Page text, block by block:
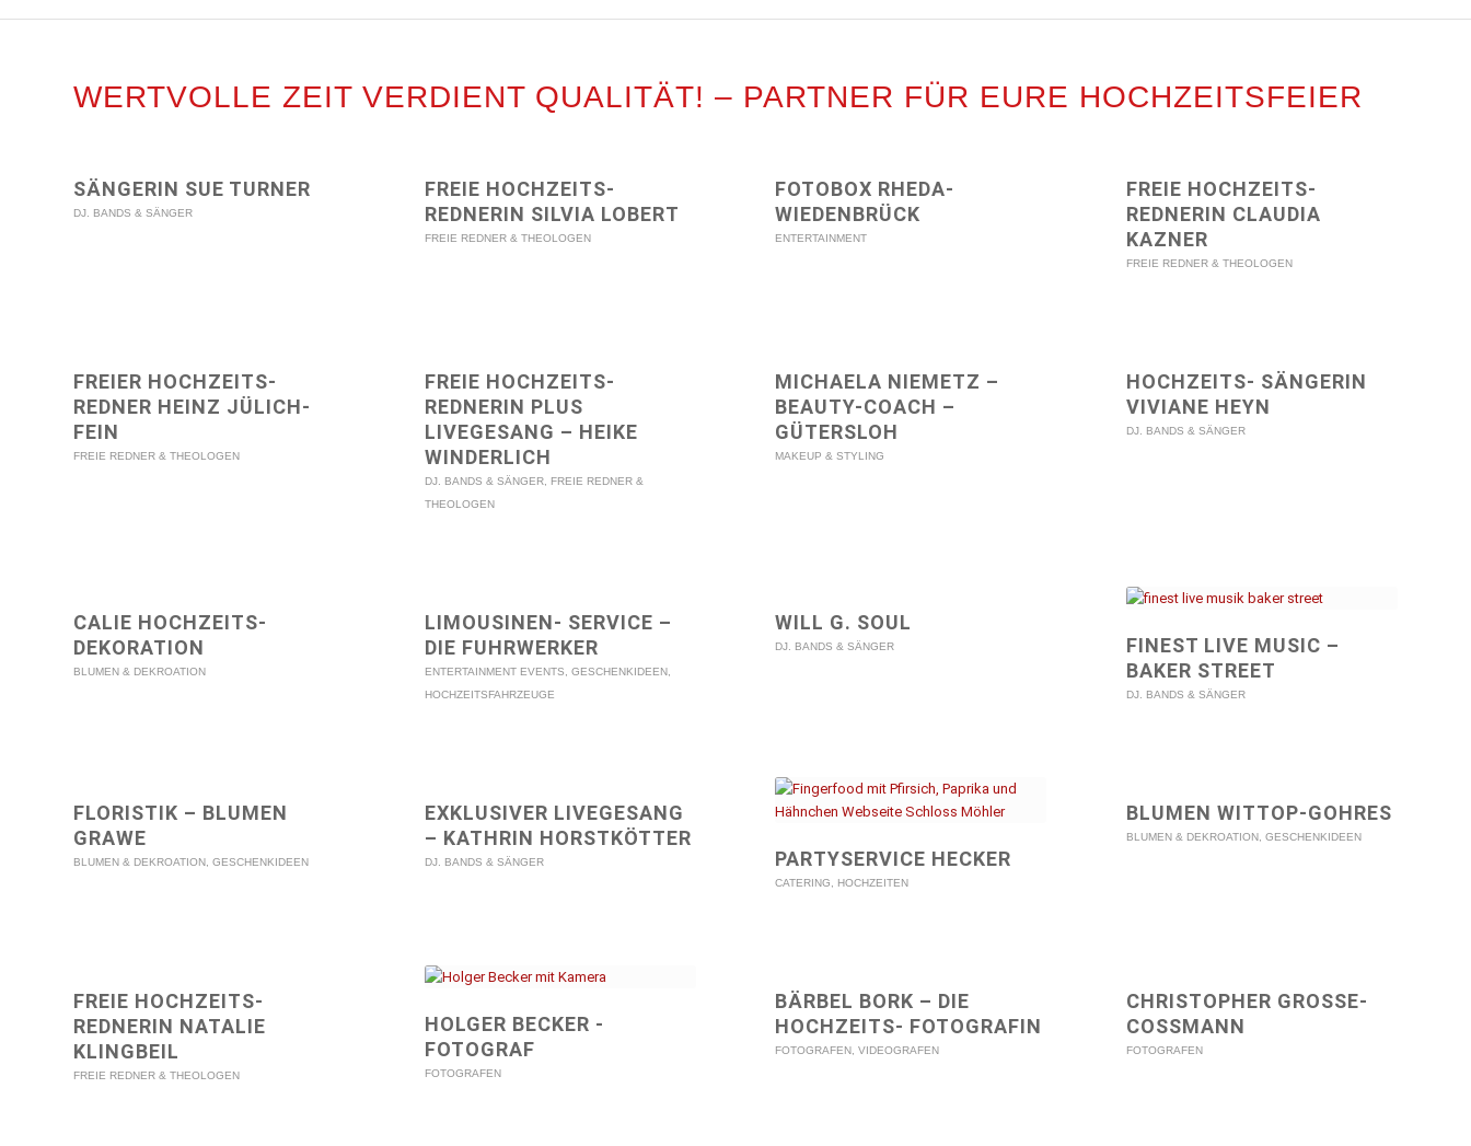
WERTVOLLE ZEIT VERDIENT QUALITÄT! – PARTNER FÜR EURE HOCHZEITSFEIER
SÄNGERIN SUE TURNER
DJ. BANDS & SÄNGER
FREIE HOCHZEITS-
REDNERIN SILVIA LOBERT
FREIE REDNER & THEOLOGEN
FOTOBOX RHEDA-
WIEDENBRÜCK
ENTERTAINMENT
FREIE HOCHZEITS-
REDNERIN CLAUDIA
KAZNER
FREIE REDNER & THEOLOGEN
FREIER HOCHZEITS-
REDNER HEINZ JÜLICH-
FEIN
FREIE REDNER & THEOLOGEN
FREIE HOCHZEITS-
REDNERIN PLUS
LIVEGESANG – HEIKE
WINDERLICH
DJ. BANDS & SÄNGER,
FREIE REDNER &
THEOLOGEN
MICHAELA NIEMETZ –
BEAUTY-COACH –
GÜTERSLOH
MAKEUP & STYLING
HOCHZEITS- SÄNGERIN
VIVIANE HEYN
DJ. BANDS & SÄNGER
CALIE HOCHZEITS-
DEKORATION
BLUMEN & DEKROATION
LIMOUSINEN- SERVICE –
DIE FUHRWERKER
ENTERTAINMENT EVENTS GESCHENKIDEEN,
HOCHZEITSFAHRZEUGE
WILL G. SOUL
DJ. BANDS & SÄNGER
FINEST LIVE MUSIC –
BAKER STREET
DJ. BANDS & SÄNGER
FLORISTIK – BLUMEN
GRAWE
BLUMEN & DEKROATION GESCHENKIDEEN
EXKLUSIVER LIVEGESANG
– KATHRIN HORSTKÖTTER
DJ. BANDS & SÄNGER PARTYSERVICE HECKER
CATERING HOCHZEITEN
BLUMEN WITTOP-GOHRES
BLUMEN & DEKROATION, GESCHENKIDEEN
FREIE HOCHZEITS-
REDNERIN NATALIE
KLINGBEIL
FREIE REDNER & THEOLOGEN
HOLGER BECKER -
FOTOGRAF
FOTOGRAFEN
BÄRBEL BORK – DIE
HOCHZEITS- FOTOGRAFIN
FOTOGRAFEN ,VIDEOGRAFEN
CHRISTOPHER GROSSE-C
OSSMANN
FOTOGRAFEN